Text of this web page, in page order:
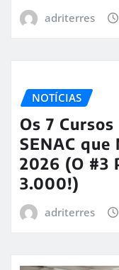
adriterres
NOTÍCIAS
Os 7
SENAC que
2026 (O #3
3.000!)
adriterres